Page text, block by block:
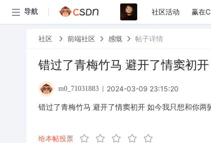
导航 社区活动 赢在
社区 前端社区 感慨 帖子详情
错过了青梅竹马 避开了情窦初
m0_71031883 2024-03-09 23:15:20
错过了青梅竹马 避开了情窦初开 如今我只想和你两
给本帖投票